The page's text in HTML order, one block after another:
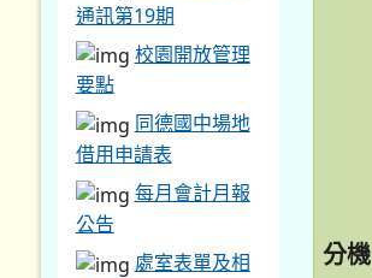
分機
通訊第19期
校園開放管理
要點
同德國中場地
借用申請表
每月會計月報
公告
處室表單及相